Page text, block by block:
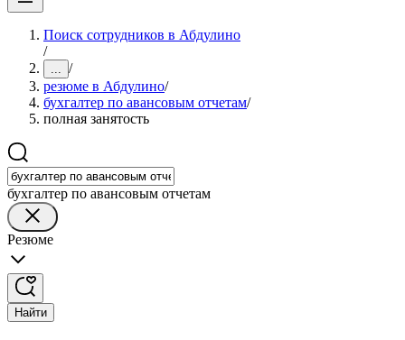
Поиск сотрудников в Абдулино
/
... /
резюме в Абдулино/
бухгалтер по авансовым отчетам/
полная занятость
бухгалтер по авансовым отчетам
Резюме
Найти